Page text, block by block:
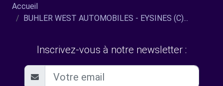
Accueil
BUHLER WEST AUTOMOBILES - EYSINES (C)...
Inscrivez-vous à notre newsletter :